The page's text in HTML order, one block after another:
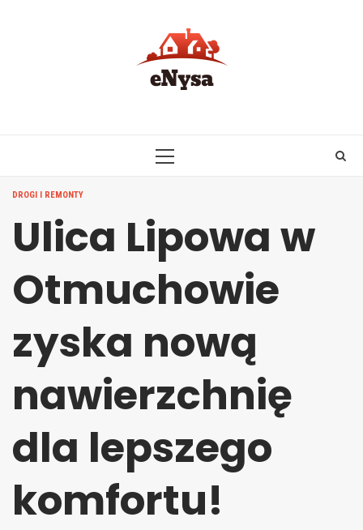
PRIMARY
DROGI I REMONTY
Ulica Lipowa w
Otmuchowie
zyska nową
nawierzchnię
dla lepszego
komfortu!